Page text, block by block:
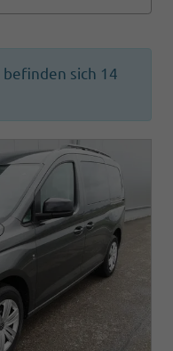
sich 14